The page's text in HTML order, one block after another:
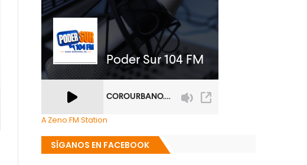
A Zeno.FM Station
SÍGANOS EN FACEBOOK